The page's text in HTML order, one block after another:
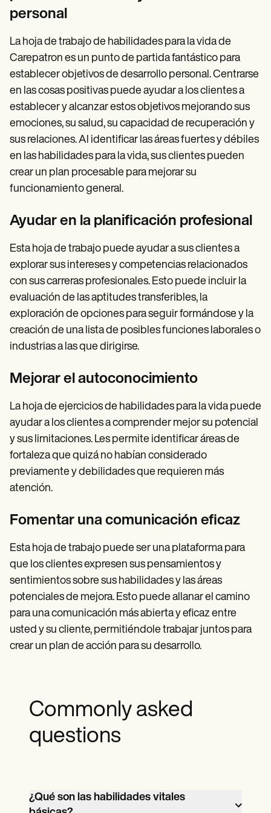
personal
La hoja de trabajo de habilidades para la vida de
Carepatron es un punto de partida fantástico para
establecer objetivos de desarrollo personal. Centrarse
en las cosas positivas puede ayudar a los clientes a
establecer y alcanzar estos objetivos mejorando sus
emociones, su salud, su capacidad de recuperación y
sus relaciones. Al identificar las áreas fuertes y débiles
en las habilidades para la vida, sus clientes pueden
crear un plan procesable para mejorar su
funcionamiento general.
Ayudar en la planificación profesional
Esta hoja de trabajo puede ayudar a sus clientes a
explorar sus intereses y competencias relacionados
con sus carreras profesionales. Esto puede incluir la
evaluación de las aptitudes transferibles, la
exploración de opciones para seguir formándose y la
creación de una lista de posibles funciones laborales o
industrias a las que dirigirse.
Mejorar el autoconocimiento
La hoja de ejercicios de habilidades para la vida puede
ayudar a los clientes a comprender mejor su potencial
y sus limitaciones. Les permite identificar áreas de
fortaleza que quizá no habían considerado
previamente y debilidades que requieren más
atención.
Fomentar una comunicación eficaz
Esta hoja de trabajo puede ser una plataforma para
que los clientes expresen sus pensamientos y
sentimientos sobre sus habilidades y las áreas
potenciales de mejora. Esto puede allanar el camino
para una comunicación más abierta y eficaz entre
usted y su cliente, permitiéndole trabajar juntos para
crear un plan de acción para su desarrollo.
Commonly asked
questions
¿Qué son las habilidades vitales